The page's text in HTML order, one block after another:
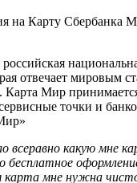
отвечает мировым
Карта Мир
точки и
всеравно какую мне
бесплатное
мне нужна чисто